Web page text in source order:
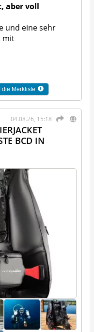
aber voll
und eine sehr
mit
die Merkliste
04.08.26, 15:18
BCD IN